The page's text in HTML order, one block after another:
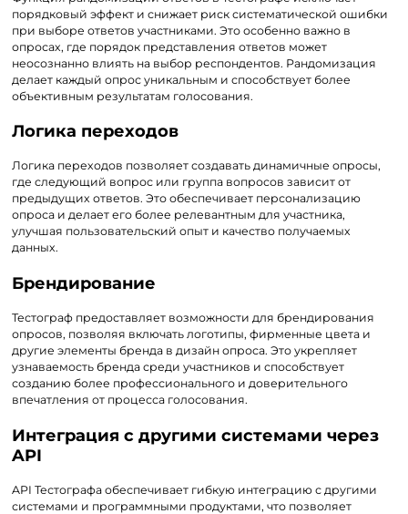
порядковый эффект и снижает риск систематической ошибки
при выборе ответов участниками. Это особенно важно в
опросах, где порядок представления ответов может
неосознанно влиять на выбор респондентов. Рандомизация
делает каждый опрос уникальным и способствует более
объективным результатам голосования.
Логика переходов
Логика переходов позволяет создавать динамичные опросы,
где следующий вопрос или группа вопросов зависит от
предыдущих ответов. Это обеспечивает персонализацию
опроса и делает его более релевантным для участника,
улучшая пользовательский опыт и качество получаемых
данных.
Брендирование
Тестограф предоставляет возможности для брендирования
опросов, позволяя включать логотипы, фирменные цвета и
другие элементы бренда в дизайн опроса. Это укрепляет
узнаваемость бренда среди участников и способствует
созданию более профессионального и доверительного
впечатления от процесса голосования.
Интеграция с другими системами через
API
API Тестографа обеспечивает гибкую интеграцию с другими
системами и программными продуктами, что позволяет